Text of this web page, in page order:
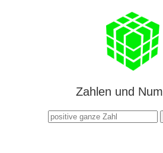
Zahlen und